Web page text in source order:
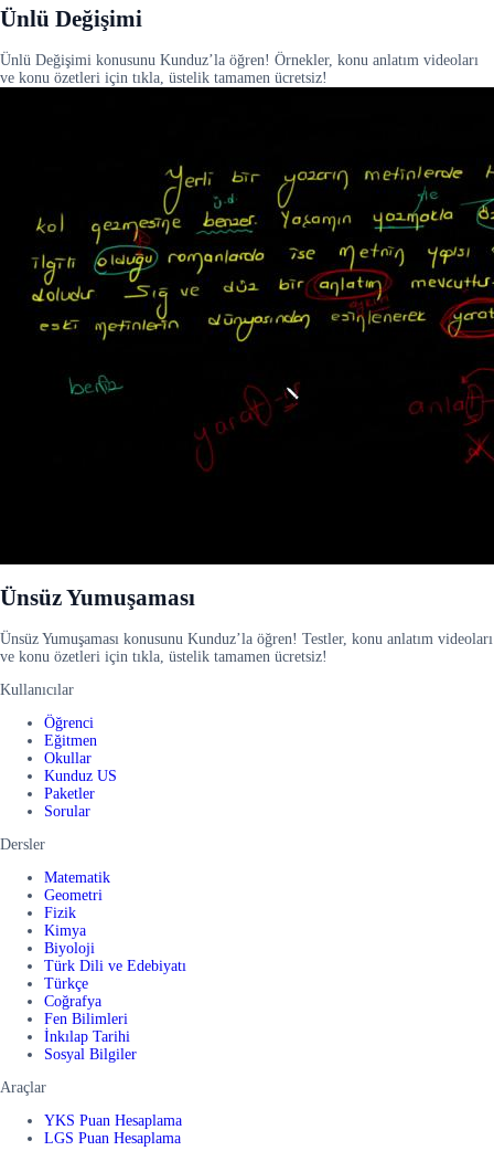
Ünlü Değişimi
Ünlü Değişimi konusunu Kunduz’la öğren! Örnekler, konu anlatım videoları
ve konu özetleri için tıkla, üstelik tamamen ücretsiz!
Ünsüz Yumuşaması
Ünsüz Yumuşaması konusunu Kunduz’la öğren! Testler, konu anlatım videoları
ve konu özetleri için tıkla, üstelik tamamen ücretsiz!
Kullanıcılar
Öğrenci
Eğitmen
Okullar
Kunduz US
Paketler
Sorular
Dersler
Matematik
Geometri
Fizik
Kimya
Biyoloji
Türk Dili ve Edebiyatı
Türkçe
Coğrafya
Fen Bilimleri
İnkılap Tarihi
Sosyal Bilgiler
Araçlar
YKS Puan Hesaplama
LGS Puan Hesaplama